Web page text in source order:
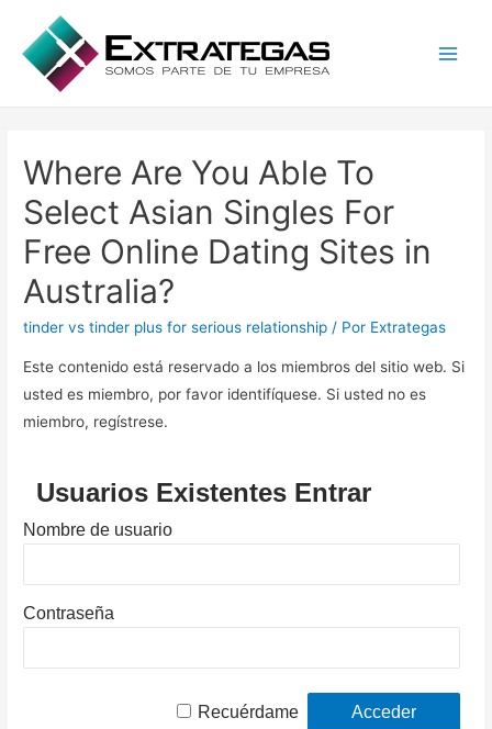
Where Are You Able To
Select Asian Singles For
Free Online Dating Sites in
Australia?
tinder vs tinder plus for serious relationship / Por Extrategas
Este contenido está reservado a los miembros del sitio web. Si
usted es miembro, por favor identifíquese. Si usted no es
miembro, regístrese.
Usuarios Existentes Entrar
Nombre de usuario
Contraseña
Recuérdame